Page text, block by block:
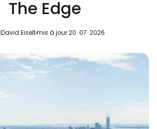
The Edge
David Eiseltmis à jour 20. 07. 2026
Continuer avec Google
Continuer avec Facebook
électronique